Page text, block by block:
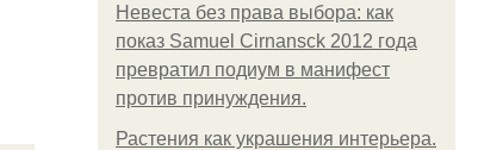
Невеста без права выбора: как
показ Samuel Cirnansck 2012 года
превратил подиум в манифест
против принуждения.
Растения как украшения интерьера.